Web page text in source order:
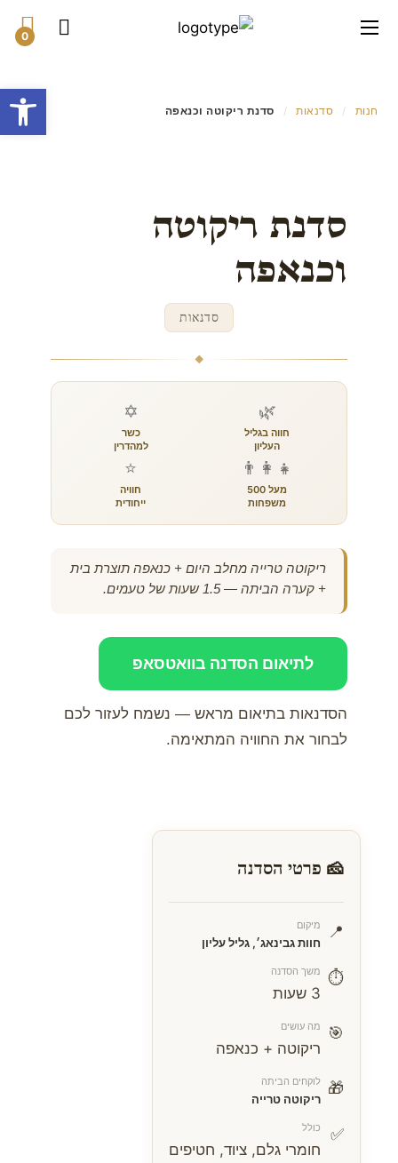
פתח
0
חנות / סדנאות / סדנת ריקוטה וכנאפה
סדנת ריקוטה
וכנאפה
סדנאות
◆
🌿
חווה בגליל
העליון
✡
כשר
למהדרין
👨‍👩‍👧
מעל 500
משפחות
⭐
חוויה
ייחודית
ריקוטה טרייה מחלב היום + כנאפה תוצרת בית
+ קערה הביתה — 1.5 שעות של טעמים.
לתיאום הסדנה בוואטסאפ
הסדנאות בתיאום מראש — נשמח לעזור לכם
לבחור את החוויה המתאימה.
🧀 פרטי הסדנה
📍 מיקום
חוות גבינאג׳, גליל עליון
⏱ משך הסדנה
3 שעות
🎯 מה עושים
ריקוטה + כנאפה
🎁 לוקחים הביתה
ריקוטה טרייה
✅ כולל
חומרי גלם, ציוד, חטיפים